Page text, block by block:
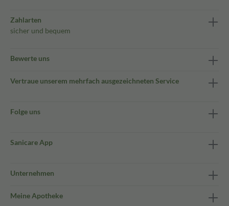
Zahlarten
sicher und bequem
Bewerte uns
Vertraue unserem mehrfach ausgezeichneten Service
Folge uns
Sanicare App
Unternehmen
Meine Apotheke